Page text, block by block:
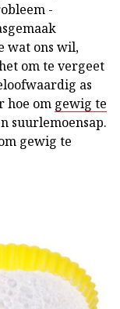
-
wat ons wil,
om te vergeet
as
hoe om gewig te
suurlemoensap.
gewig te